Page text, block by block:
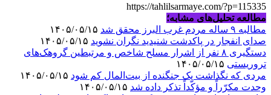
https://tahlilsarmaye.com/?p=115335
مطالعه تحلیل‌های مشابه؛
مطالبه ۹ ساله مردم غرب البرز محقق شد
صدای انفجار در پاکدشت شنیدید نگران نشوید
دستگیری ۸ نفر از اشرار مسلح شاخص و مرتبطین گروهک‌های
تروریستی
مردی که نگذاشت یک جنگنده از بیت‌المال کم شود
وحدت مکرّراً و مؤکّداً تذکر داده شد